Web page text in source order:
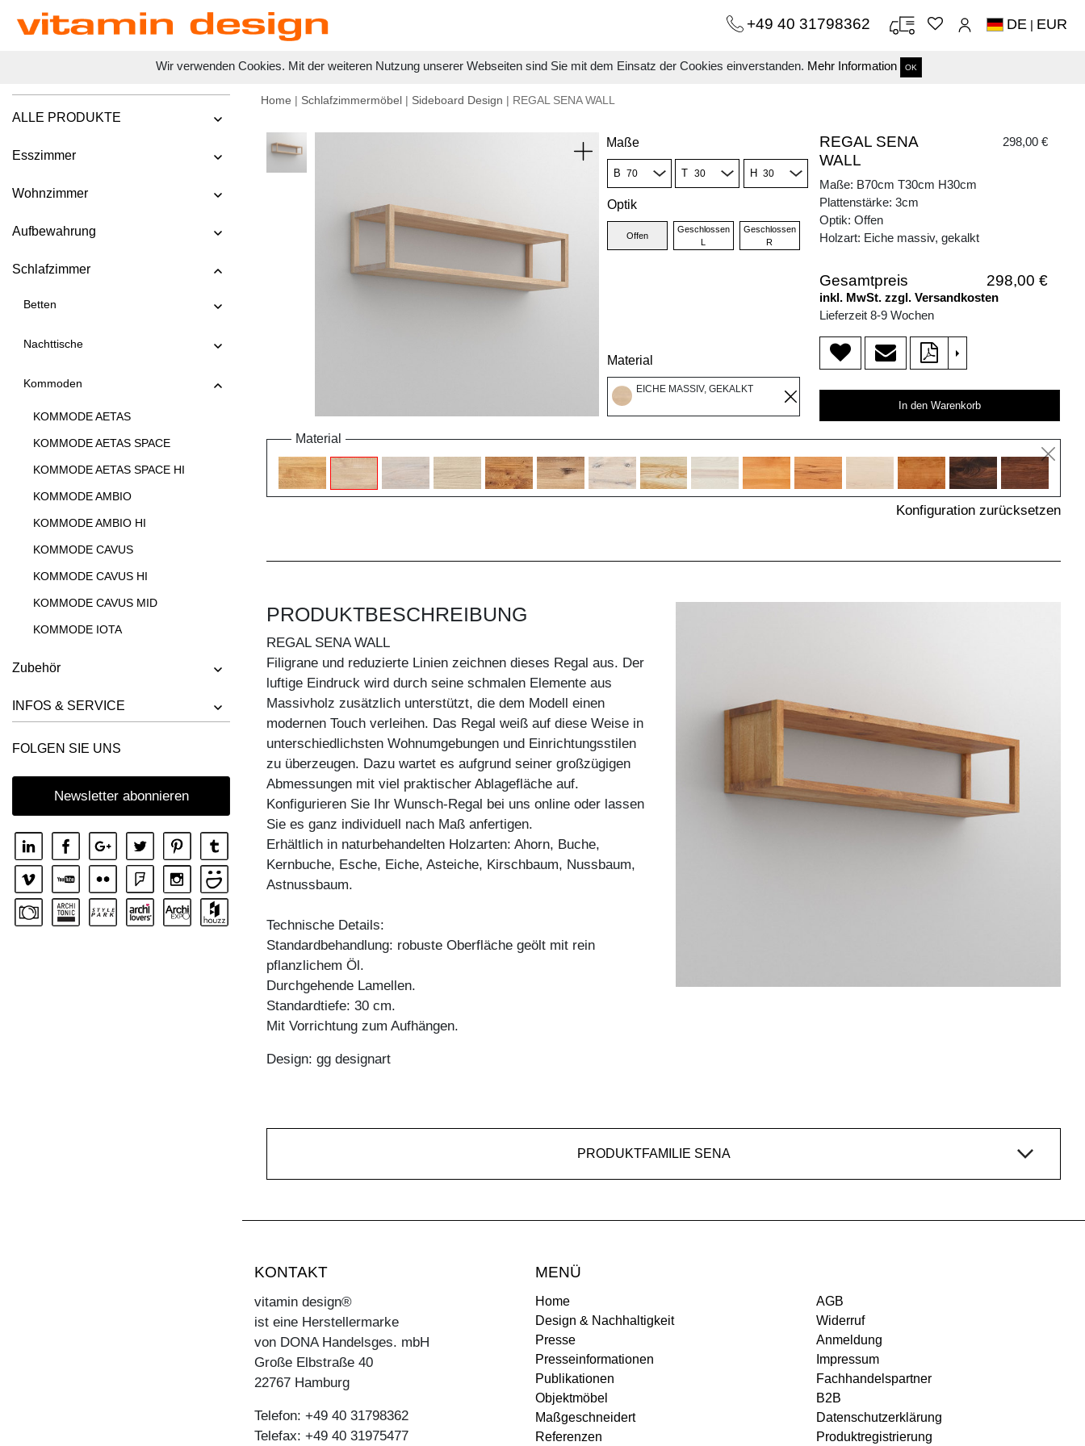
Wir verwenden Cookies. Mit der weiteren Nutzung unserer Webseiten sind Sie mit dem Einsatz der Cookies einverstanden. Mehr Information OK
+49 40 31798362 DE | EUR
ALLE PRODUKTE
Esszimmer
Wohnzimmer
Aufbewahrung
Schlafzimmer
Betten
Nachttische
Kommoden
KOMMODE AETAS
KOMMODE AETAS SPACE
KOMMODE AETAS SPACE HI
KOMMODE AMBIO
KOMMODE AMBIO HI
KOMMODE CAVUS
KOMMODE CAVUS HI
KOMMODE CAVUS MID
KOMMODE IOTA
KOMMODE IOTA MID
KOMMODE IOTA TV
KOMMODE IOTA WALL
KOMMODE IOTA WALL H
KOMMODE IOTA WALL V
KOMMODE LINEA
KOMMODE LINEA HI
Zubehör
INFOS & SERVICE
FOLGEN SIE UNS
Newsletter abonnieren
Home | Schlafzimmermöbel | Sideboard Design | REGAL SENA WALL
Maße
B T H
Optik
Offen
Geschlossen
L
Geschlossen
R
Material
EICHE MASSIV, GEKALKT
REGAL SENA
WALL
298,00 €
Maße: B70cm T30cm H30cm
Plattenstärke: 3cm
Optik: Offen
Holzart: Eiche massiv, gekalkt
Gesamtpreis 298,00 €
inkl. MwSt. zzgl. Versandkosten
Lieferzeit 8-9 Wochen
>
In den Warenkorb
Material
Konfiguration zurücksetzen
PRODUKTBESCHREIBUNG
REGAL SENA WALL
Filigrane und reduzierte Linien zeichnen dieses Regal aus. Der
luftige Eindruck wird durch seine schmalen Elemente aus
Massivholz zusätzlich unterstützt, die dem Modell einen
modernen Touch verleihen. Das Regal weiß auf diese Weise in
unterschiedlichsten Wohnumgebungen und Einrichtungsstilen
zu überzeugen. Dazu wartet es aufgrund seiner großzügigen
Abmessungen mit viel praktischer Ablagefläche auf.
Konfigurieren Sie Ihr Wunsch-Regal bei uns online oder lassen
Sie es ganz individuell nach Maß anfertigen.
Erhältlich in naturbehandelten Holzarten: Ahorn, Buche,
Kernbuche, Esche, Eiche, Asteiche, Kirschbaum, Nussbaum,
Astnussbaum.
Technische Details:
Standardbehandlung: robuste Oberfläche geölt mit rein
pflanzlichem Öl.
Durchgehende Lamellen.
Standardtiefe: 30 cm.
Mit Vorrichtung zum Aufhängen.
Design: gg designart
PRODUKTFAMILIE SENA
KONTAKT
vitamin design®
ist eine Herstellermarke
von DONA Handelsges. mbH
Große Elbstraße 40
22767 Hamburg
Telefon: +49 40 31798362
Telefax: +49 40 31975477
MENÜ
Home
Design & Nachhaltigkeit
Presse
Presseinformationen
Publikationen
Objektmöbel
Maßgeschneidert
Referenzen
AGB
Widerruf
Anmeldung
Impressum
Fachhandelspartner
B2B
Datenschutzerklärung
Produktregistrierung